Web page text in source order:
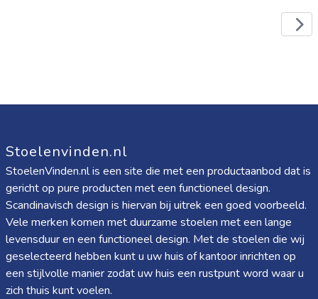
Stoelenvinden.nl
StoelenVinden.nl is een site die met een productaanbod dat is
gericht op pure producten met een functioneel design.
Scandinavisch design is hiervan bij uitrek een goed voorbeeld.
Vele merken komen met duurzame stoelen met een lange
levensduur en een functioneel design. Met de stoelen die wij
geselecteerd hebben kunt u uw huis of kantoor inrichten op
een stijlvolle manier zodat uw huis een rustpunt word waar u
zich thuis kunt voelen.